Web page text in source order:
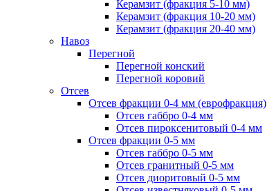
Керамзит (фракция 5-10 мм)
Керамзит (фракция 10-20 мм)
Керамзит (фракция 20-40 мм)
Навоз
Перегной
Перегной конский
Перегной коровий
Отсев
Отсев фракции 0-4 мм (еврофракция)
Отсев габбро 0-4 мм
Отсев пироксенитовый 0-4 мм
Отсев фракции 0-5 мм
Отсев габбро 0-5 мм
Отсев гранитный 0-5 мм
Отсев диоритовый 0-5 мм